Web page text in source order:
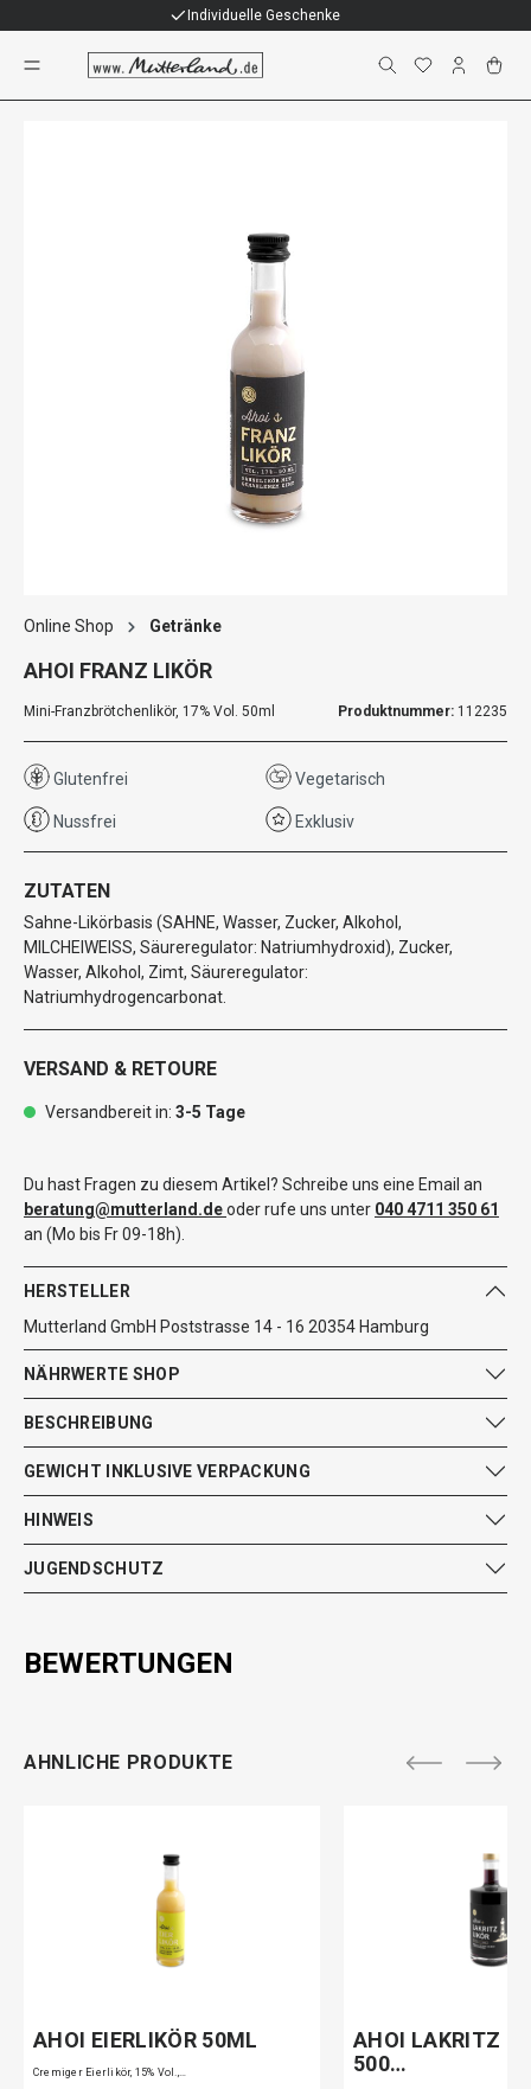
Individuelle Geschenke
Online Shop Getränke
AHOI FRANZ LIKÖR
Mini-Franzbrötchenlikör, 17% Vol. 50ml Produktnummer: 112235
Glutenfrei Vegetarisch
Nussfrei Exklusiv
ZUTATEN
Sahne-Likörbasis (SAHNE, Wasser, Zucker, Alkohol,
MILCHEIWEISS, Säureregulator: Natriumhydroxid), Zucker,
Wasser, Alkohol, Zimt, Säureregulator:
Natriumhydrogencarbonat.
VERSAND & RETOURE
Versandbereit in: 3-5 Tage
Du hast Fragen zu diesem Artikel? Schreibe uns eine Email an
beratung@mutterland.deoder rufe uns unter 040 4711 350 61
an (Mo bis Fr 09-18h).
HERSTELLER
Mutterland GmbH Poststrasse 14 - 16 20354 Hamburg
NÄHRWERTE SHOP
BESCHREIBUNG
GEWICHT INKLUSIVE VERPACKUNG
HINWEIS
JUGENDSCHUTZ
BEWERTUNGEN
AHNLICHE PRODUKTE
AHOI EIERLIKÖR 50ML
Cremiger Eierlikör, 15% Vol.,…
AHOI LAKRITZ
500…